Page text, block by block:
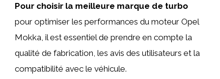
Pour choisir la meilleure marque de turbo
pour optimiser les performances du moteur Opel
Mokka, il est essentiel de prendre en compte la
qualité de fabrication, les avis des utilisateurs et la
compatibilité avec le véhicule.